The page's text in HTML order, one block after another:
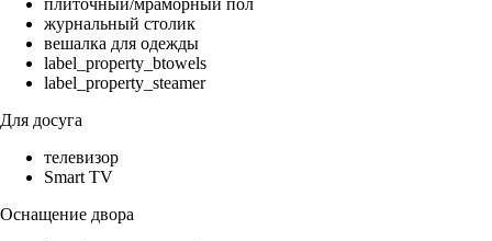
плиточный/мраморный пол
журнальный столик
вешалка для одежды
label_property_btowels
label_property_steamer
Для досуга
телевизор
Smart TV
Оснащение двора